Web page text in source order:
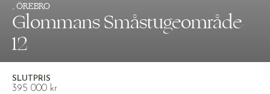
, ÖREBRO
Glommans Småstugeområde
12
SLUTPRIS
395 000 kr